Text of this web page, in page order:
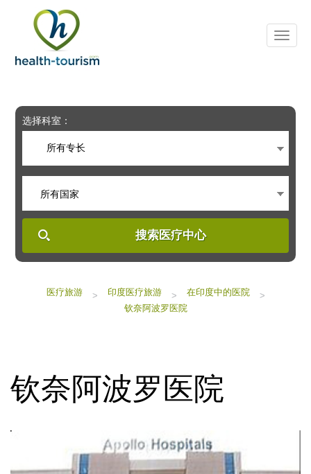
includes
system.
选择科室：
所有专长
所有国家
搜索医疗中心
医疗旅游 > 印度医疗旅游 > 在印度中的医院
>
钦奈阿波罗医院
钦奈阿波罗医院